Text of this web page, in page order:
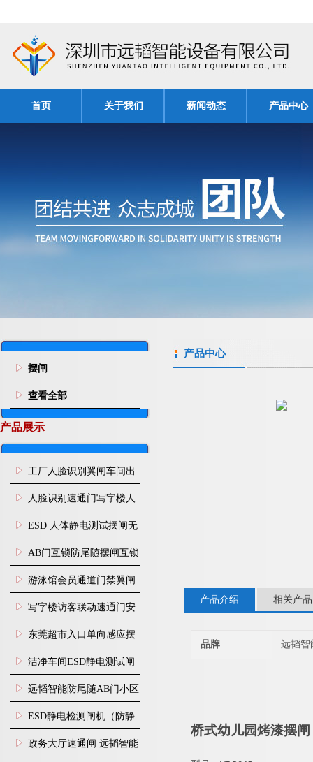
首页 关于我们 新闻动态 产品中心
摆闸
查看全部
产品展示
工厂人脸识别翼闸车间出
入口人行通道门禁
人脸识别速通门写字楼人
行通道闸门禁设备
ESD 人体静电测试摆闸无
尘车间防静电闸机
AB门互锁防尾随摆闸互锁
闸机
游泳馆会员通道门禁翼闸
写字楼访客联动速通门安
装
东莞超市入口单向感应摆
闸安装
洁净车间ESD静电测试闸
机
远韬智能防尾随AB门小区
门禁闸机安装
​ESD静电检测闸机（防静
电门禁通道系统）
政务大厅速通闸 远韬智能
产品中心
产品介绍 相关产品
品牌 远韬智
桥式幼儿园烤漆摆闸